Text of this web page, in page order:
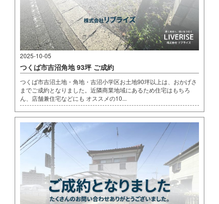
2025-10-05
つくば市吉沼角地 93坪 ご成約
つくば市吉沼土地・角地・吉沼小学区お土地90坪以上は、おかげさ
までご成約となりました。近隣商業地域にあるため住宅はもちろ
ん、店舗兼住宅などにも オススメの10...